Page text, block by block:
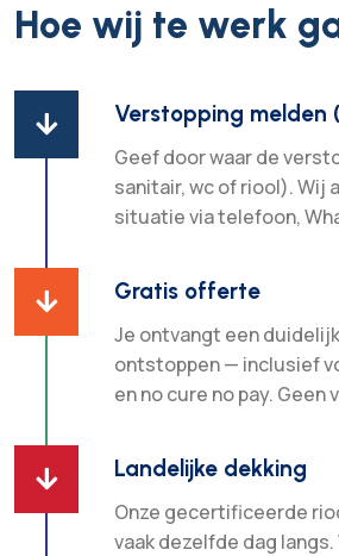
Hoe wij te werk
 Verstopping melden
Geef door waar de
sanitair, wc of riool). Wij
situatie via telefoon,
 Gratis offerte
Je ontvangt een
ontstoppen — inclusief
en no cure no pay. Geen
 Landelijke dekking
Onze gecertificeerde
vaak dezelfde dag